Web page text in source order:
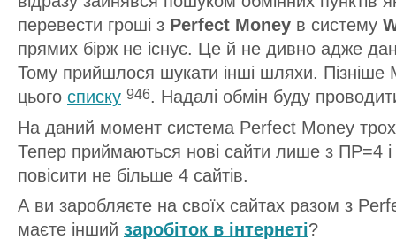
перевести гроші з Perfect Money в систему
прямих бірж не існує. Це й не дивно адже
Тому прийшлося шукати інші шляхи.
цього списку 946. Надалі обмін буду
На даний момент система Perfect Money
Тепер приймаються нові сайти лише з ПР=4
повісити не більше 4 сайтів.
А ви заробляєте на своїх сайтаx разом з
маєте інший заробіток в інтернеті?